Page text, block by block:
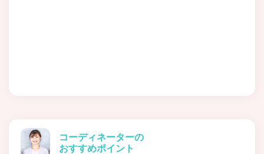
コーディネーターの
おすすめポイント